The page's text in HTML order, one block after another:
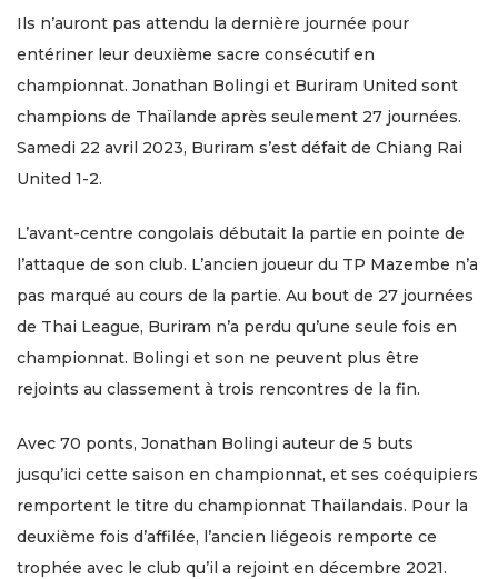
Ils n’auront pas attendu la dernière journée pour
entériner leur deuxième sacre consécutif en
championnat. Jonathan Bolingi et Buriram United sont
champions de Thaïlande après seulement 27 journées.
Samedi 22 avril 2023, Buriram s’est défait de Chiang Rai
United 1-2.
L’avant-centre congolais débutait la partie en pointe de
l’attaque de son club. L’ancien joueur du TP Mazembe n’a
pas marqué au cours de la partie. Au bout de 27 journées
de Thai League, Buriram n’a perdu qu’une seule fois en
championnat. Bolingi et son ne peuvent plus être
rejoints au classement à trois rencontres de la fin.
Avec 70 ponts, Jonathan Bolingi auteur de 5 buts
jusqu’ici cette saison en championnat, et ses coéquipiers
remportent le titre du championnat Thaïlandais. Pour la
deuxième fois d’affilée, l’ancien liégeois remporte ce
trophée avec le club qu’il a rejoint en décembre 2021.